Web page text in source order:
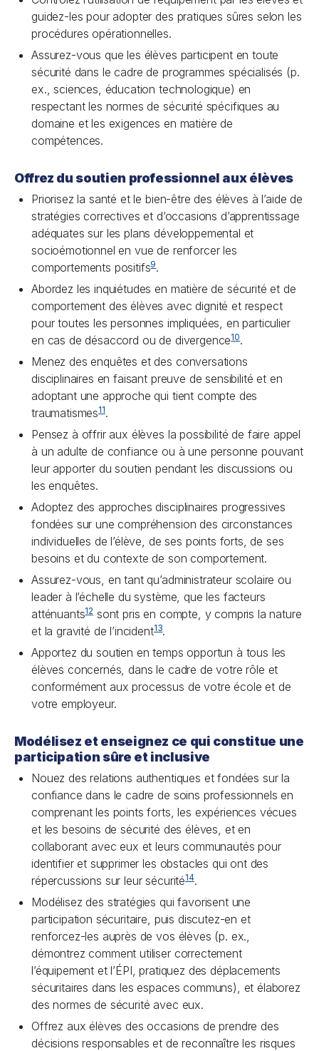
guidez-les pour adopter des pratiques sûres selon les
procédures opérationnelles.
Assurez-vous que les élèves participent en toute
sécurité dans le cadre de programmes spécialisés (p.
ex., sciences, éducation technologique) en
respectant les normes de sécurité spécifiques au
domaine et les exigences en matière de
compétences.
Offrez du soutien professionnel aux élèves
Priorisez la santé et le bien-être des élèves à l’aide de
stratégies correctives et d’occasions d’apprentissage
adéquates sur les plans développemental et
socioémotionnel en vue de renforcer les
comportements positifs9.
Abordez les inquiétudes en matière de sécurité et de
comportement des élèves avec dignité et respect
pour toutes les personnes impliquées, en particulier
en cas de désaccord ou de divergence10.
Menez des enquêtes et des conversations
disciplinaires en faisant preuve de sensibilité et en
adoptant une approche qui tient compte des
traumatismes11.
Pensez à offrir aux élèves la possibilité de faire appel
à un adulte de confiance ou à une personne pouvant
leur apporter du soutien pendant les discussions ou
les enquêtes.
Adoptez des approches disciplinaires progressives
fondées sur une compréhension des circonstances
individuelles de l’élève, de ses points forts, de ses
besoins et du contexte de son comportement.
Assurez-vous, en tant qu’administrateur scolaire ou
leader à l’échelle du système, que les facteurs
atténuants12 sont pris en compte, y compris la nature
et la gravité de l’incident13.
Apportez du soutien en temps opportun à tous les
élèves concernés, dans le cadre de votre rôle et
conformément aux processus de votre école et de
votre employeur.
Modélisez et enseignez ce qui constitue une
participation sûre et inclusive
Nouez des relations authentiques et fondées sur la
confiance dans le cadre de soins professionnels en
comprenant les points forts, les expériences vécues
et les besoins de sécurité des élèves, et en
collaborant avec eux et leurs communautés pour
identifier et supprimer les obstacles qui ont des
répercussions sur leur sécurité14.
Modélisez des stratégies qui favorisent une
participation sécuritaire, puis discutez-en et
renforcez-les auprès de vos élèves (p. ex.,
démontrez comment utiliser correctement
l’équipement et l’ÉPI, pratiquez des déplacements
sécuritaires dans les espaces communs), et élaborez
des normes de sécurité avec eux.
Offrez aux élèves des occasions de prendre des
décisions responsables et de reconnaître les risques